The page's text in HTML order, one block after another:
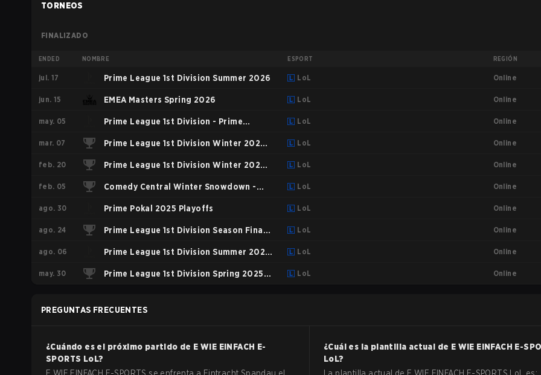
TORNEOS
FINALIZADO
ENDED NOMBRE ESPORT REGIÓN
jul. 17 Prime League 1st Division Summer 2026 LoL Online
jun. 15 EMEA Masters Spring 2026 LoL Online
may. 05 Prime League 1st Division - Prime
League 1st Division Spring 2026
LoL Online
mar. 07 Prime League 1st Division Winter 2026
Playoffs
LoL Online
feb. 20 Prime League 1st Division Winter 2026
Group B
LoL Online
feb. 05 Comedy Central Winter Snowdown -
Comedy Central Winter Snowdown
2026
LoL Online
ago. 30 Prime Pokal 2025 Playoffs LoL Online
ago. 24 Prime League 1st Division Season Finals
2025 Playoffs
LoL Online
ago. 06 Prime League 1st Division Summer 2025
Regular Season
LoL Online
may. 30 Prime League 1st Division Spring 2025 LoL Online
PREGUNTAS FRECUENTES
¿Cuándo es el próximo partido de E WIE EINFACH E-
SPORTS LoL?
¿Cuál es la plantilla actual de E WIE EINFACH E-
LoL?